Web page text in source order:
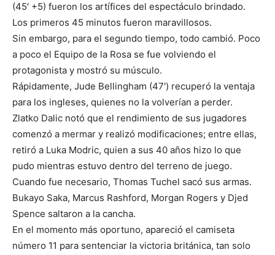
(45′ +5) fueron los artífices del espectáculo brindado.
Los primeros 45 minutos fueron maravillosos.
Sin embargo, para el segundo tiempo, todo cambió. Poco
a poco el Equipo de la Rosa se fue volviendo el
protagonista y mostró su músculo.
Rápidamente, Jude Bellingham (47′) recuperó la ventaja
para los ingleses, quienes no la volverían a perder.
Zlatko Dalic notó que el rendimiento de sus jugadores
comenzó a mermar y realizó modificaciones; entre ellas,
retiró a Luka Modric, quien a sus 40 años hizo lo que
pudo mientras estuvo dentro del terreno de juego.
Cuando fue necesario, Thomas Tuchel sacó sus armas.
Bukayo Saka, Marcus Rashford, Morgan Rogers y Djed
Spence saltaron a la cancha.
En el momento más oportuno, apareció el camiseta
número 11 para sentenciar la victoria británica, tan solo